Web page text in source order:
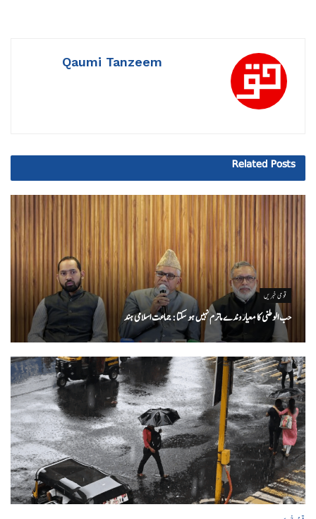
Qaumi Tanzeem
Related Posts
قومی خبریں
حب الوطنی کا معیار وندے ماترم نہیں ہو سکتا : جماعت اسلامی ہند